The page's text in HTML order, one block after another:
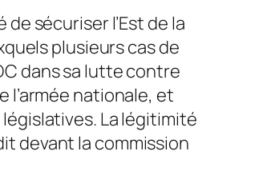
sécuriser l’Est de la
plusieurs cas de
dans sa lutte contre
l’armée nationale, et
La légitimité
devant la commission